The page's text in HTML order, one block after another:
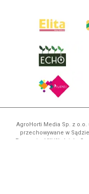
AgroHorti Media Sp. z o.o.
przechowywane w
Poznaniu, VIII Wydziale